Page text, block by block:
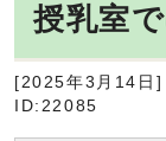
授乳室
[2025年3月14日]
ID:22085